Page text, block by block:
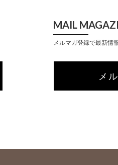
MAIL
メルマガ登録で最新情
メ